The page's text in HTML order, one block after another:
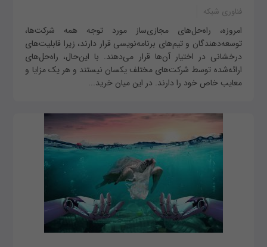
فناوری شبکه
امروزه، راه‌حل‌های مجازی‌ساز مورد توجه همه شرکت‌ها،
توسعه‌دهندگان و تیم‌های برنامه‌نویسی قرار دارند، زیرا قابلیت‌های
درخشانی در اختیار آن‌ها قرار می‌دهند. با این‌حال، راه‌حل‌های
ارائه‌شده توسط شرکت‌های مختلف یکسان نیستند و هر یک مزایا و
معایب خاص خود را دارند. در این میان خرید...